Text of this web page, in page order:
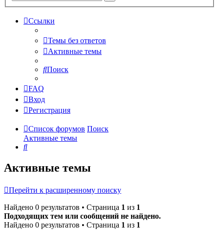
Ссылки
Темы без ответов
Активные темы
Поиск
FAQ
Вход
Регистрация
Список форумов Поиск
Активные темы
Поиск
Активные темы
Перейти к расширенному поиску
Найдено 0 результатов • Страница 1 из 1
Подходящих тем или сообщений не найдено.
Найдено 0 результатов • Страница 1 из 1